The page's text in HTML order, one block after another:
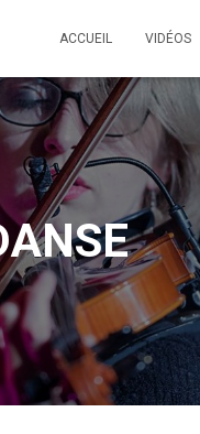
ACCUEIL VIDÉOS